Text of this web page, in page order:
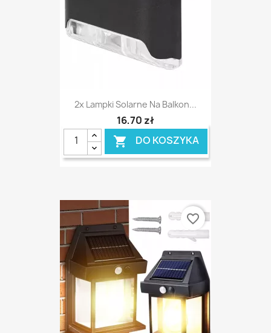
2x Lampki Solarne Na Balkon...
16,70 zł
 DO KOSZYKA
favorite_border